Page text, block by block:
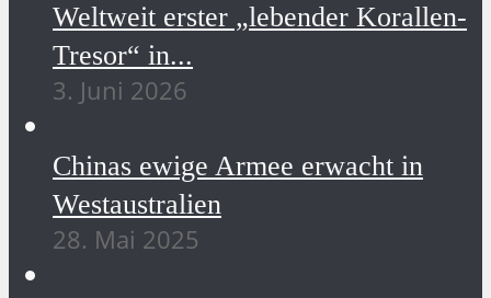
Weltweit erster „lebender Korallen-
Tresor“ in...
3. Juni 2026
Chinas ewige Armee erwacht in
Westaustralien
28. Mai 2025